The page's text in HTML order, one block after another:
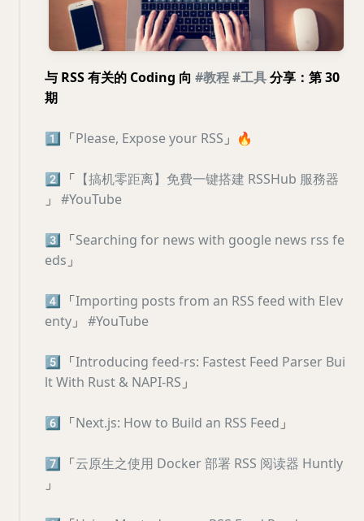
与 RSS 有关的 Coding 向 #教程#工具分享：第 30
期
1️⃣ 「Please, Expose your RSS」 🔥
2️⃣ 「 【搞机零距离】免費一键搭建 RSSHub 服務器
」 #YouTube
3️⃣ 「Searching for news with google news rss fe
eds」
4️⃣ 「Importing posts from an RSS feed with Elev
enty」 #YouTube
5️⃣ 「Introducing feed-rs: Fastest Feed Parser Bui
lt With Rust & NAPI-RS」
6️⃣ 「Next.js: How to Build an RSS Feed」
7️⃣ 「云原生之使用 Docker 部署 RSS 阅读器 Huntly
」